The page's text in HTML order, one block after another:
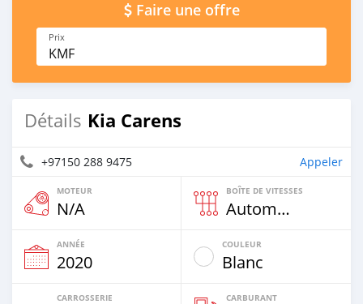
Faire une offre
Prix
KMF
Détails Kia Carens
+97150 288 9475 Appeler
MOTEUR
N/A
BOÎTE DE VITESSES
Automatique
ANNÉE
2020
COULEUR
Blanc
CARROSSERIE CARBURANT